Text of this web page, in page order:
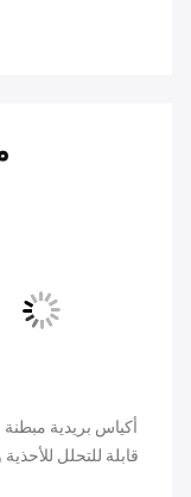
أكياس بريدية مبطنة
قابلة للتحلل